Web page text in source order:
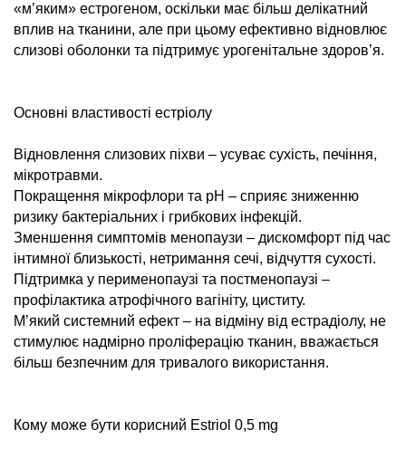
«м’яким» естрогеном, оскільки має більш делікатний
вплив на тканини, але при цьому ефективно відновлює
слизові оболонки та підтримує урогенітальне здоров’я.
Основні властивості естріолу
Відновлення слизових піхви – усуває сухість, печіння,
мікротравми.
Покращення мікрофлори та pH – сприяє зниженню
ризику бактеріальних і грибкових інфекцій.
Зменшення симптомів менопаузи – дискомфорт під час
інтимної близькості, нетримання сечі, відчуття сухості.
Підтримка у перименопаузі та постменопаузі –
профілактика атрофічного вагініту, циститу.
М’який системний ефект – на відміну від естрадіолу, не
стимулює надмірно проліферацію тканин, вважається
більш безпечним для тривалого використання.
Кому може бути корисний Estriol 0,5 mg